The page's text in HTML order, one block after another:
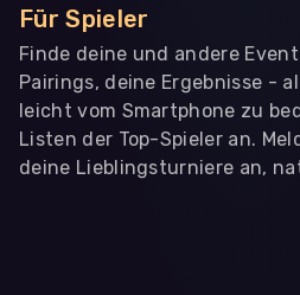
Für Spieler
Finde deine und andere
Pairings, deine Ergebnisse -
leicht vom Smartphone zu
Listen der Top-Spieler an.
deine Lieblingsturniere an,